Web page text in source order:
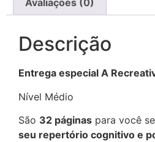
Descrição
Entrega especial A
Nível Médio
São 32 páginas para você
seu repertório cognitivo e